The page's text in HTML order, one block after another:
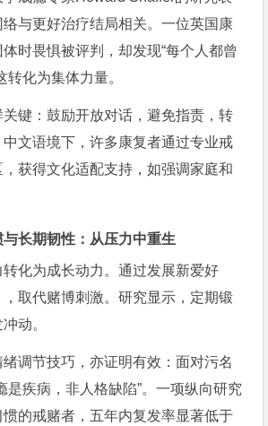
与更好治疗结局相关。一位英国康
时畏惧被评判，却发现“每个人都曾
转化为集体力量。
键：鼓励开放对话，避免指责，转
文语境下，许多康复者通过专业戒
获得文化适配支持，如强调家庭和
长期韧性：从压力中重生
化为成长动力。通过发展新爱好
，取代赌博刺激。研究显示，定期锻
动。
调节技巧，亦证明有效：面对污名
是疾病，非人格缺陷”。一项纵向研究
的戒赌者，五年内复发率显著低于